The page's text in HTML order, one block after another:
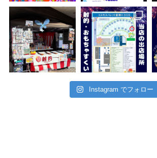
Instagram でフォロー